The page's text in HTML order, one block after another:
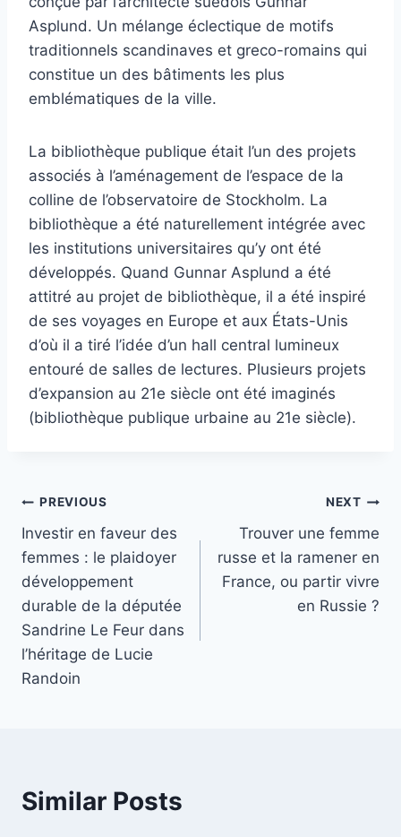
Asplund. Un mélange éclectique de motifs
traditionnels scandinaves et greco-romains qui
constitue un des bâtiments les plus
emblématiques de la ville.
La bibliothèque publique était l’un des projets
associés à l’aménagement de l’espace de la
colline de l’observatoire de Stockholm. La
bibliothèque a été naturellement intégrée avec
les institutions universitaires qu’y ont été
développés. Quand Gunnar Asplund a été
attitré au projet de bibliothèque, il a été inspiré
de ses voyages en Europe et aux États-Unis
d’où il a tiré l’idée d’un hall central lumineux
entouré de salles de lectures. Plusieurs projets
d’expansion au 21e siècle ont été imaginés
(bibliothèque publique urbaine au 21e siècle).
Post
navigation
PREVIOUS
Investir en faveur des
femmes : le plaidoyer
développement
durable de la députée
Sandrine Le Feur dans
l’héritage de Lucie
Randoin
NEXT
Trouver une femme
russe et la ramener en
France, ou partir vivre
en Russie ?
Similar Posts